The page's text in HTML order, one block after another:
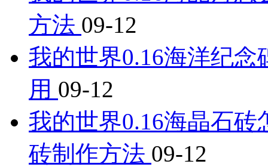
方法 09-12
我的世界0.16海洋纪
用 09-12
我的世界0.16海晶石砖
砖制作方法 09-12